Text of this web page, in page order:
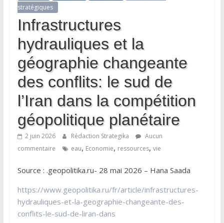
stratégiques
Infrastructures
hydrauliques et la
géographie changeante
des conflits: le sud de
l’Iran dans la compétition
géopolitique planétaire
2 juin 2026 Rédaction Strategika
Aucun
commentaire
eau, Economie, ressources, vie
Source : .geopolitika.ru- 28 mai 2026 – Hana Saada
https://www.geopolitika.ru/fr/article/infrastructures-
hydrauliques-et-la-geographie-changeante-des-
conflits-le-sud-de-liran-dans